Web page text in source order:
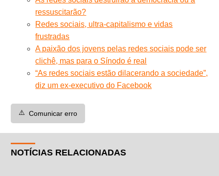
ressuscitarão?
Redes sociais, ultra-capitalismo e vidas
frustradas
A paixão dos jovens pelas redes sociais pode ser
clichê, mas para o Sínodo é real
“As redes sociais estão dilacerando a sociedade”,
diz um ex-executivo do Facebook
⚠️ Comunicar erro
NOTÍCIAS RELACIONADAS